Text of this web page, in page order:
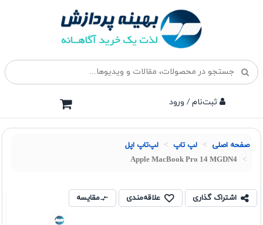
ثبت‌نام / ورود
صفحه اصلی لپ تاپ لپ‌تاپ اپل
Apple MacBook Pro 14 MGDN4
اشتراک گذاری علاقه‌مندی مقایسه